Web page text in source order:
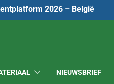
2026 – België
NIEUWSBRIEF